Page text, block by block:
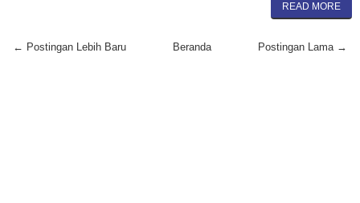
READ MORE
← Postingan Lebih Baru Postingan Lama →
Beranda